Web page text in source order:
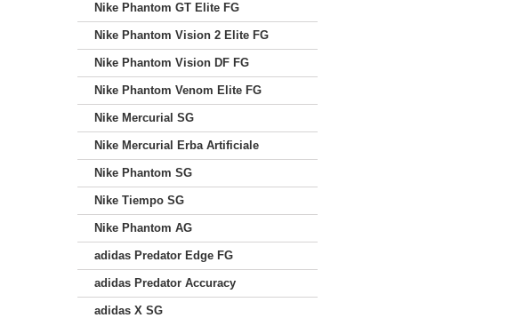
Nike Phantom GT Elite FG
Nike Phantom Vision 2 Elite FG
Nike Phantom Vision DF FG
Nike Phantom Venom Elite FG
Nike Mercurial SG
Nike Mercurial Erba Artificiale
Nike Phantom SG
Nike Tiempo SG
Nike Phantom AG
adidas Predator Edge FG
adidas Predator Accuracy
adidas X SG